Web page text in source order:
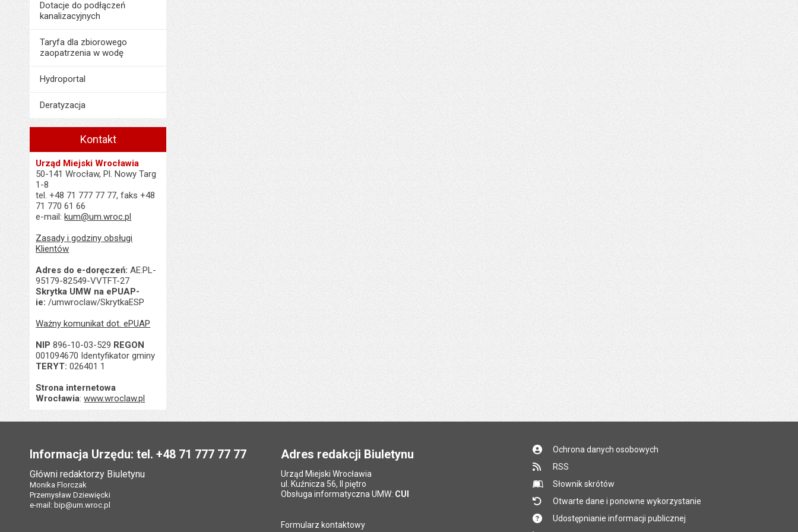
Dotacje do podłączeń
kanalizacyjnych
Taryfa dla zbiorowego
zaopatrzenia w wodę
Hydroportal
Deratyzacja
Kontakt
Urząd Miejski Wrocławia
50-141 Wrocław, Pl. Nowy Targ
1-8
tel. +48 71 777 77 77, faks +48
71 770 61 66
e-mail:kum@um.wroc.pl
Zasady i godziny obsługi
Klientów
Adres do e-doręczeń: AE:PL-
95179-82549-VVTFT-27
Skrytka UMW na ePUAP-
ie: /umwroclaw/SkrytkaESP
Ważny komunikat dot. ePUAP
NIP 896-10-03-529 REGON
001094670 Identyfikator gminy
TERYT: 026401 1
Strona internetowa
Wrocławia:www.wroclaw.pl
Informacja Urzędu: tel. +48 71 777 77 77
Główni redaktorzy Biuletynu
Monika Florczak
Przemysław Dziewięcki
e-mail: bip@um.wroc.pl
Adres redakcji Biuletynu
Urząd Miejski Wrocławia
ul. Kuźnicza 56, II piętro
Obsługa informatyczna UMW: CUI
Formularz kontaktowy
Ochrona danych osobowych
RSS
Słownik skrótów
Otwarte dane i ponowne wykorzystanie
Udostępnianie informacji publicznej